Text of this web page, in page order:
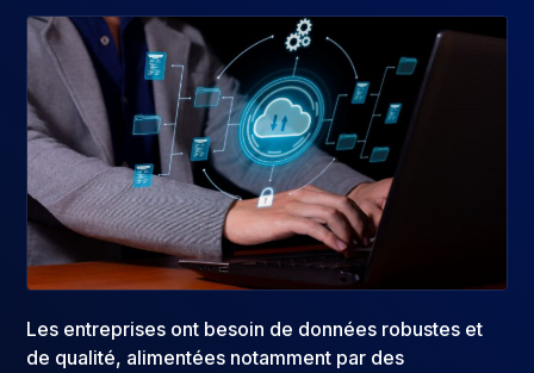
Les entreprises ont besoin de données robustes et
de qualité, alimentées notamment par des